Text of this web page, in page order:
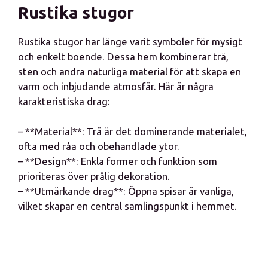
Rustika stugor
Rustika stugor har länge varit symboler för mysigt
och enkelt boende. Dessa hem kombinerar trä,
sten och andra naturliga material för att skapa en
varm och inbjudande atmosfär. Här är några
karakteristiska drag:
– **Material**: Trä är det dominerande materialet,
ofta med råa och obehandlade ytor.
– **Design**: Enkla former och funktion som
prioriteras över prålig dekoration.
– **Utmärkande drag**: Öppna spisar är vanliga,
vilket skapar en central samlingspunkt i hemmet.